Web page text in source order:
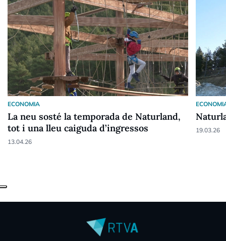
ECONOMIA
La neu sosté la temporada de Naturland,
tot i una lleu caiguda d’ingressos
13.04.26
19.03.26